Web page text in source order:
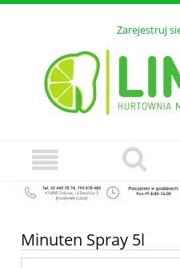
Zarejestruj
Minuten Spray 5l